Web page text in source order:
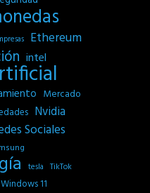
Ethereum
intel
Mercado
Nvidia
Sociales
tesla TikTok
Windows 11